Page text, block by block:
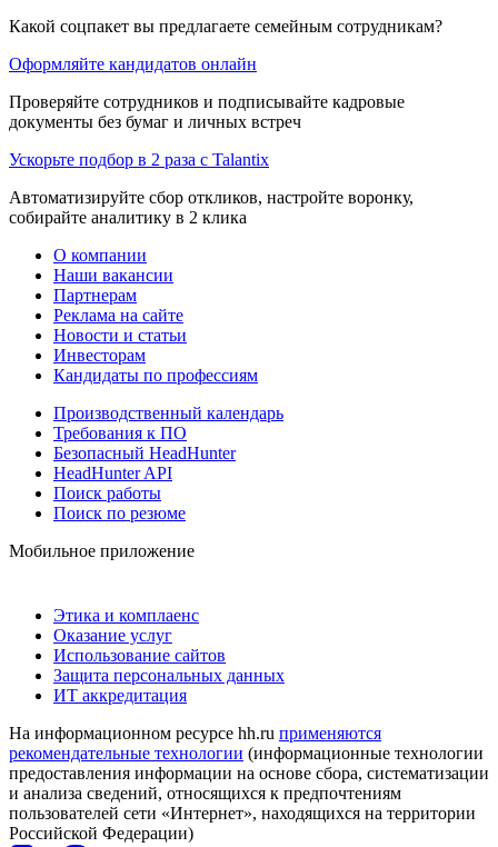
Какой соцпакет вы предлагаете семейным сотрудникам?
Оформляйте кандидатов онлайн
Проверяйте сотрудников и подписывайте кадровые
документы без бумаг и личных встреч
Ускорьте подбор в 2 раза с Talantix
Автоматизируйте сбор откликов, настройте воронку,
собирайте аналитику в 2 клика
О компании
Наши вакансии
Партнерам
Реклама на сайте
Новости и статьи
Инвесторам
Кандидаты по профессиям
Производственный календарь
Требования к ПО
Безопасный HeadHunter
HeadHunter API
Поиск работы
Поиск по резюме
Мобильное приложение
Этика и комплаенс
Оказание услуг
Использование сайтов
Защита персональных данных
ИТ аккредитация
На информационном ресурсе hh.ru применяются
рекомендательные технологии (информационные технологии
предоставления информации на основе сбора, систематизации
и анализа сведений, относящихся к предпочтениям
пользователей сети «Интернет», находящихся на территории
Российской Федерации)